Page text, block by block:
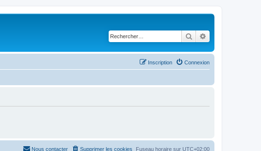
Rechercher
Connexion
Inscription
Fuseau horaire sur UTC+02:00
Supprimer les cookies
Nous contacter